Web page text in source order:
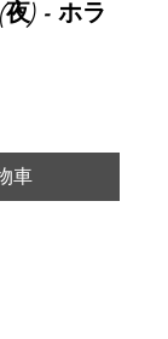
) - ホラ
車